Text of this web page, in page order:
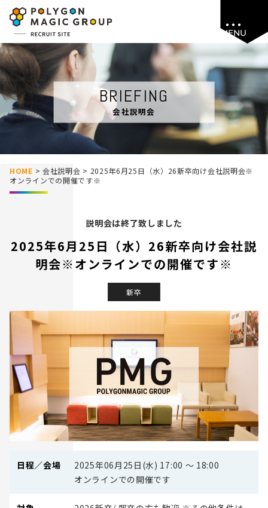
MENU
BRIEFING
会社説明会
HOME > 会社説明会 > 2025年6月25日（水）26新卒向け会社説明会※
オンラインでの開催です※
説明会は終了致しました
2025年6月25日（水）26新卒向け会社説
明会※オンラインでの開催です※
新卒
日程／会場
2025年06月25日(水) 17:00 〜 18:00
オンラインでの開催です